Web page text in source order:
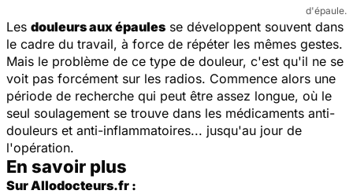
d'épaule.
Les douleurs aux épaules se développent souvent dans
le cadre du travail, à force de répéter les mêmes gestes.
Mais le problème de ce type de douleur, c'est qu'il ne se
voit pas forcément sur les radios. Commence alors une
période de recherche qui peut être assez longue, où le
seul soulagement se trouve dans les médicaments anti-
douleurs et anti-inflammatoires... jusqu'au jour de
l'opération.
En savoir plus
Sur Allodocteurs.fr :